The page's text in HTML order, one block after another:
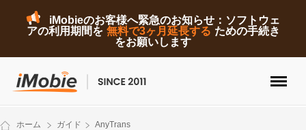
iMobieのお客様へ緊急のお知らせ：ソフトウェ
アの利用期間を 無料で3ヶ月延長する ための手続き
をお願いします
ロック解除&データ復元
ホーム ガイド AnyTrans